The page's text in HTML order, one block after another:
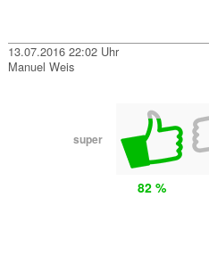
13.07.2016 22:02 Uhr
Manuel Weis
super
82 %